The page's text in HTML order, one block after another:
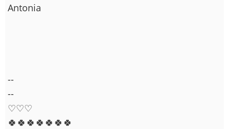
Antonia
--
--
♡♡♡
🍀🍀🍀🍀🍀🍀🍀